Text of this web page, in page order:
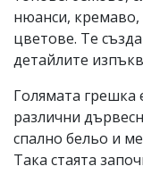
нюанси,
цветове. Те
детайлите
Голямата грешка
различни
спално бельо и
Така стаята